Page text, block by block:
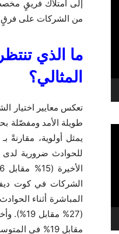
من الشركات على فرقٍ داخلية و20% على شركاء خارجيين—أي أكثر من ضعف
ما الذي
المثالي؟